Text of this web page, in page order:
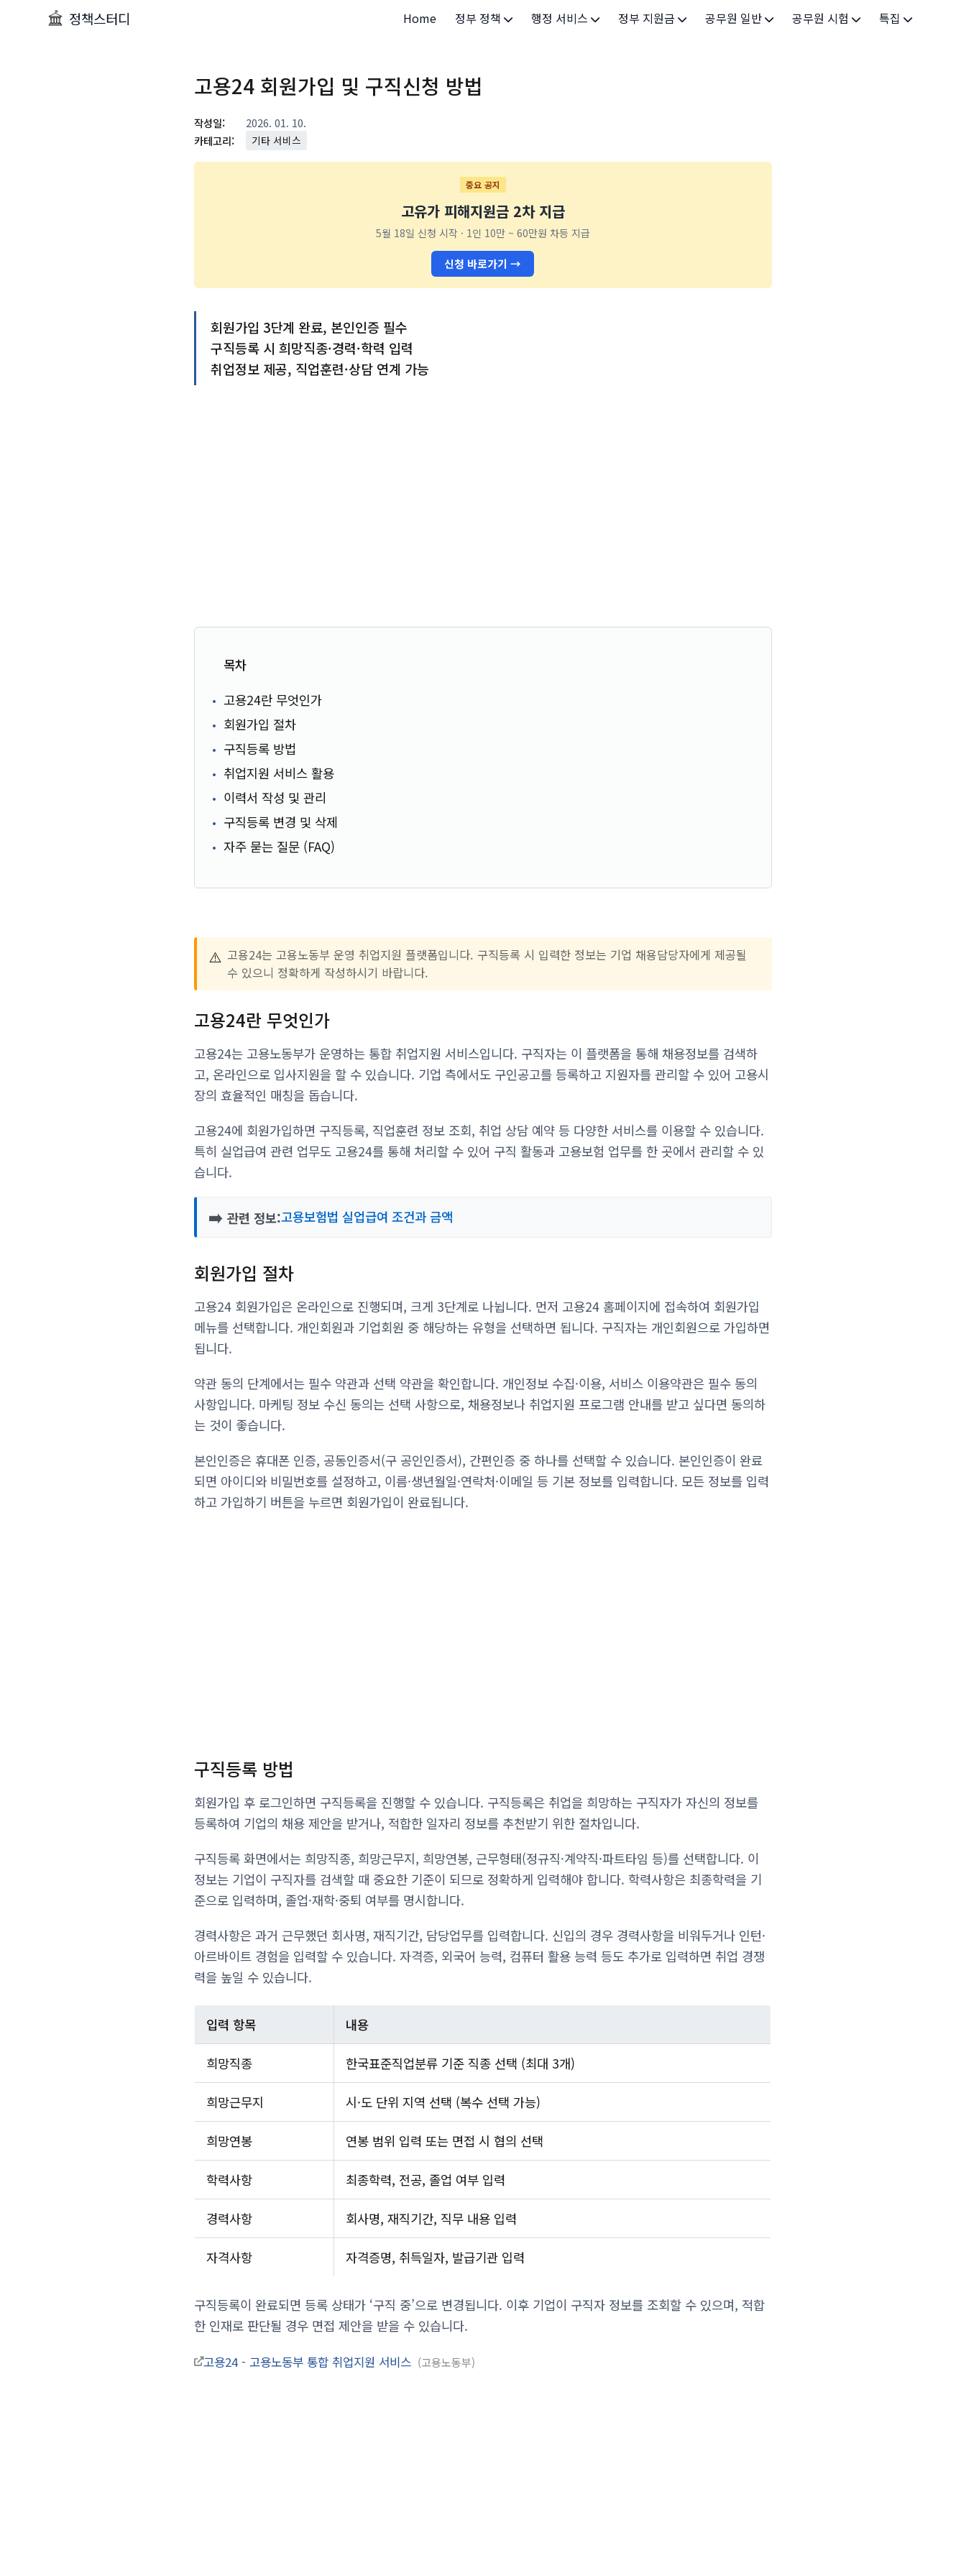
정책스터디 Home 정부 정책
정부 정책
행정 서비스
세무/납부
기타 서비스
정부 지원금 공무원 일반 공무원 시험 특집
고용24 회원가입 및 구직신청 방법
작성일:
2026. 01. 10.
카테고리:
기타 서비스
중요 공지
고유가 피해지원금 2차 지급
5월 18일 신청 시작 · 1인 10만 ~ 60만원 차등 지급
신청 바로가기 →
회원가입 3단계 완료, 본인인증 필수
구직등록 시 희망직종·경력·학력 입력
취업정보 제공, 직업훈련·상담 연계 가능
목차
고용24란 무엇인가
회원가입 절차
구직등록 방법
취업지원 서비스 활용
이력서 작성 및 관리
구직등록 변경 및 삭제
자주 묻는 질문 (FAQ)
⚠️ 고용24는 고용노동부 운영 취업지원 플랫폼입니다. 구직등록 시 입력한 정보는 기업 채용담당자에게 제공될
수 있으니 정확하게 작성하시기 바랍니다.
고용24란 무엇인가
고용24는 고용노동부가 운영하는 통합 취업지원 서비스입니다. 구직자는 이 플랫폼을 통해 채용정보를 검색하
고, 온라인으로 입사지원을 할 수 있습니다. 기업 측에서도 구인공고를 등록하고 지원자를 관리할 수 있어 고용시
장의 효율적인 매칭을 돕습니다.
고용24에 회원가입하면 구직등록, 직업훈련 정보 조회, 취업 상담 예약 등 다양한 서비스를 이용할 수 있습니다.
특히 실업급여 관련 업무도 고용24를 통해 처리할 수 있어 구직 활동과 고용보험 업무를 한 곳에서 관리할 수 있
습니다.
➡️ 관련 정보:고용보험법 실업급여 조건과 금액
회원가입 절차
고용24 회원가입은 온라인으로 진행되며, 크게 3단계로 나뉩니다. 먼저 고용24 홈페이지에 접속하여 회원가입
메뉴를 선택합니다. 개인회원과 기업회원 중 해당하는 유형을 선택하면 됩니다. 구직자는 개인회원으로 가입하면
됩니다.
약관 동의 단계에서는 필수 약관과 선택 약관을 확인합니다. 개인정보 수집·이용, 서비스 이용약관은 필수 동의
사항입니다. 마케팅 정보 수신 동의는 선택 사항으로, 채용정보나 취업지원 프로그램 안내를 받고 싶다면 동의하
는 것이 좋습니다.
본인인증은 휴대폰 인증, 공동인증서(구 공인인증서), 간편인증 중 하나를 선택할 수 있습니다. 본인인증이 완료
되면 아이디와 비밀번호를 설정하고, 이름·생년월일·연락처·이메일 등 기본 정보를 입력합니다. 모든 정보를 입력
하고 가입하기 버튼을 누르면 회원가입이 완료됩니다.
구직등록 방법
회원가입 후 로그인하면 구직등록을 진행할 수 있습니다. 구직등록은 취업을 희망하는 구직자가 자신의 정보를
등록하여 기업의 채용 제안을 받거나, 적합한 일자리 정보를 추천받기 위한 절차입니다.
구직등록 화면에서는 희망직종, 희망근무지, 희망연봉, 근무형태(정규직·계약직·파트타임 등)를 선택합니다. 이
정보는 기업이 구직자를 검색할 때 중요한 기준이 되므로 정확하게 입력해야 합니다. 학력사항은 최종학력을 기
준으로 입력하며, 졸업·재학·중퇴 여부를 명시합니다.
경력사항은 과거 근무했던 회사명, 재직기간, 담당업무를 입력합니다. 신입의 경우 경력사항을 비워두거나 인턴·
아르바이트 경험을 입력할 수 있습니다. 자격증, 외국어 능력, 컴퓨터 활용 능력 등도 추가로 입력하면 취업 경쟁
력을 높일 수 있습니다.
입력 항목 내용
희망직종 한국표준직업분류 기준 직종 선택 (최대 3개)
희망근무지 시·도 단위 지역 선택 (복수 선택 가능)
희망연봉 연봉 범위 입력 또는 면접 시 협의 선택
학력사항 최종학력, 전공, 졸업 여부 입력
경력사항 회사명, 재직기간, 직무 내용 입력
자격사항 자격증명, 취득일자, 발급기관 입력
구직등록이 완료되면 등록 상태가 ‘구직 중’으로 변경됩니다. 이후 기업이 구직자 정보를 조회할 수 있으며, 적합
한 인재로 판단될 경우 면접 제안을 받을 수 있습니다.
고용24 - 고용노동부 통합 취업지원 서비스 고용노동부